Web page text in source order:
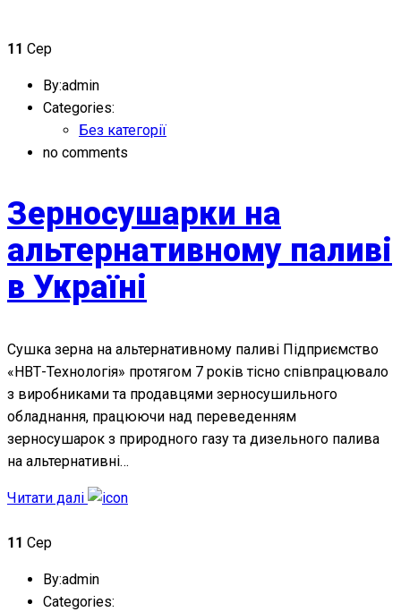
11 Сер
By:admin
Categories:
Без категорії
no comments
Зерносушарки на
альтернативному паливі
в Україні
Сушка зерна на альтернативному паливі Підприємство
«НВТ-Технологія» протягом 7 років тісно співпрацювало
з виробниками та продавцями зерносушильного
обладнання, працюючи над переведенням
зерносушарок з природного газу та дизельного палива
на альтернативні…
Читати далі
11 Сер
By:admin
Categories: